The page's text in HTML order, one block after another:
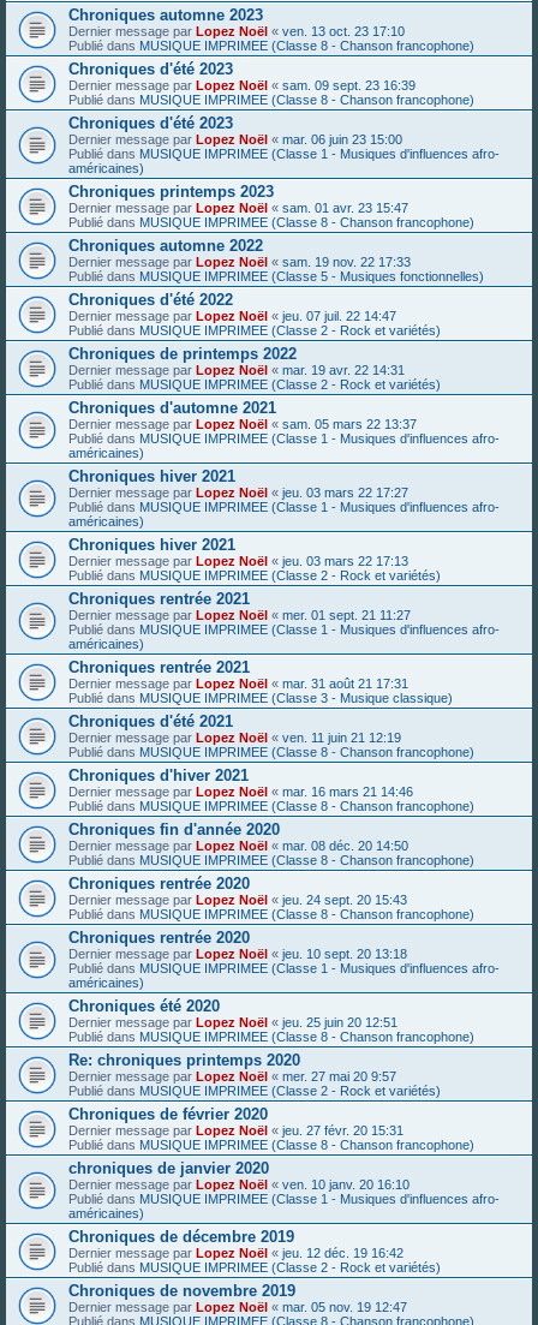
Chroniques automne 2023
Dernier message par Lopez Noël « ven. 13 oct. 23 17:10
Publié dans MUSIQUE IMPRIMEE (Classe 8 - Chanson francophone)
Chroniques d'été 2023
Dernier message par Lopez Noël « sam. 09 sept. 23 16:39
Publié dans MUSIQUE IMPRIMEE (Classe 8 - Chanson francophone)
Chroniques d'été 2023
Dernier message par Lopez Noël « mar. 06 juin 23 15:00
Publié dans MUSIQUE IMPRIMEE (Classe 1 - Musiques d'influences afro-
américaines)
Chroniques printemps 2023
Dernier message par Lopez Noël « sam. 01 avr. 23 15:47
Publié dans MUSIQUE IMPRIMEE (Classe 8 - Chanson francophone)
Chroniques automne 2022
Dernier message par Lopez Noël « sam. 19 nov. 22 17:33
Publié dans MUSIQUE IMPRIMEE (Classe 5 - Musiques fonctionnelles)
Chroniques d'été 2022
Dernier message par Lopez Noël « jeu. 07 juil. 22 14:47
Publié dans MUSIQUE IMPRIMEE (Classe 2 - Rock et variétés)
Chroniques de printemps 2022
Dernier message par Lopez Noël « mar. 19 avr. 22 14:31
Publié dans MUSIQUE IMPRIMEE (Classe 2 - Rock et variétés)
Chroniques d'automne 2021
Dernier message par Lopez Noël « sam. 05 mars 22 13:37
Publié dans MUSIQUE IMPRIMEE (Classe 1 - Musiques d'influences afro-
américaines)
Chroniques hiver 2021
Dernier message par Lopez Noël « jeu. 03 mars 22 17:27
Publié dans MUSIQUE IMPRIMEE (Classe 1 - Musiques d'influences afro-
américaines)
Chroniques hiver 2021
Dernier message par Lopez Noël « jeu. 03 mars 22 17:13
Publié dans MUSIQUE IMPRIMEE (Classe 2 - Rock et variétés)
Chroniques rentrée 2021
Dernier message par Lopez Noël « mer. 01 sept. 21 11:27
Publié dans MUSIQUE IMPRIMEE (Classe 1 - Musiques d'influences afro-
américaines)
Chroniques rentrée 2021
Dernier message par Lopez Noël « mar. 31 août 21 17:31
Publié dans MUSIQUE IMPRIMEE (Classe 3 - Musique classique)
Chroniques d'été 2021
Dernier message par Lopez Noël « ven. 11 juin 21 12:19
Publié dans MUSIQUE IMPRIMEE (Classe 8 - Chanson francophone)
Chroniques d'hiver 2021
Dernier message par Lopez Noël « mar. 16 mars 21 14:46
Publié dans MUSIQUE IMPRIMEE (Classe 8 - Chanson francophone)
Chroniques fin d'année 2020
Dernier message par Lopez Noël « mar. 08 déc. 20 14:50
Publié dans MUSIQUE IMPRIMEE (Classe 8 - Chanson francophone)
Chroniques rentrée 2020
Dernier message par Lopez Noël « jeu. 24 sept. 20 15:43
Publié dans MUSIQUE IMPRIMEE (Classe 8 - Chanson francophone)
Chroniques rentrée 2020
Dernier message par Lopez Noël « jeu. 10 sept. 20 13:18
Publié dans MUSIQUE IMPRIMEE (Classe 1 - Musiques d'influences afro-
américaines)
Chroniques été 2020
Dernier message par Lopez Noël « jeu. 25 juin 20 12:51
Publié dans MUSIQUE IMPRIMEE (Classe 8 - Chanson francophone)
Re: chroniques printemps 2020
Dernier message par Lopez Noël « mer. 27 mai 20 9:57
Publié dans MUSIQUE IMPRIMEE (Classe 2 - Rock et variétés)
Chroniques de février 2020
Dernier message par Lopez Noël « jeu. 27 févr. 20 15:31
Publié dans MUSIQUE IMPRIMEE (Classe 8 - Chanson francophone)
chroniques de janvier 2020
Dernier message par Lopez Noël « ven. 10 janv. 20 16:10
Publié dans MUSIQUE IMPRIMEE (Classe 1 - Musiques d'influences afro-
américaines)
Chroniques de décembre 2019
Dernier message par Lopez Noël « jeu. 12 déc. 19 16:42
Publié dans MUSIQUE IMPRIMEE (Classe 2 - Rock et variétés)
Chroniques de novembre 2019
Dernier message par Lopez Noël « mar. 05 nov. 19 12:47
Publié dans MUSIQUE IMPRIMEE (Classe 8 - Chanson francophone)